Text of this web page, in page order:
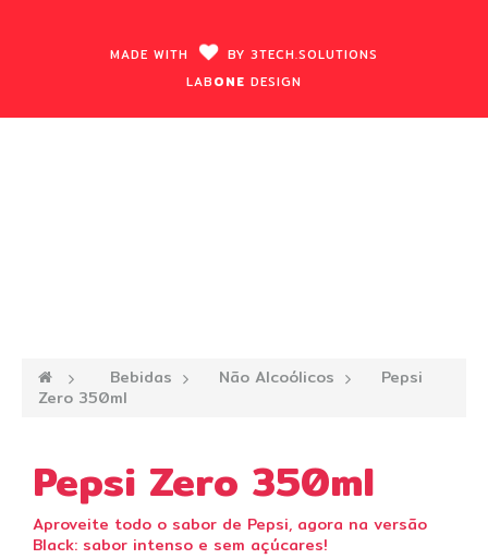
MADE WITH BY 3TECH.SOLUTIONS
LABONE DESIGN
—› Bebidas —› Não Alcoólicos —›
Pepsi
Zero 350ml
Pepsi Zero 350ml
Aproveite todo o sabor de Pepsi, agora na versão
Black: sabor intenso e sem açúcares!